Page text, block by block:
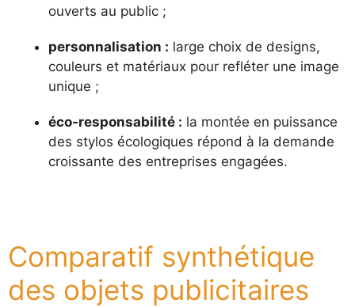
ouverts au public ;
personnalisation : large choix de designs,
couleurs et matériaux pour refléter une image
unique ;
éco-responsabilité : la montée en puissance
des stylos écologiques répond à la demande
croissante des entreprises engagées.
Comparatif synthétique
des objets publicitaires